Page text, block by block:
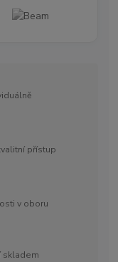
přístup
v oboru
skladem